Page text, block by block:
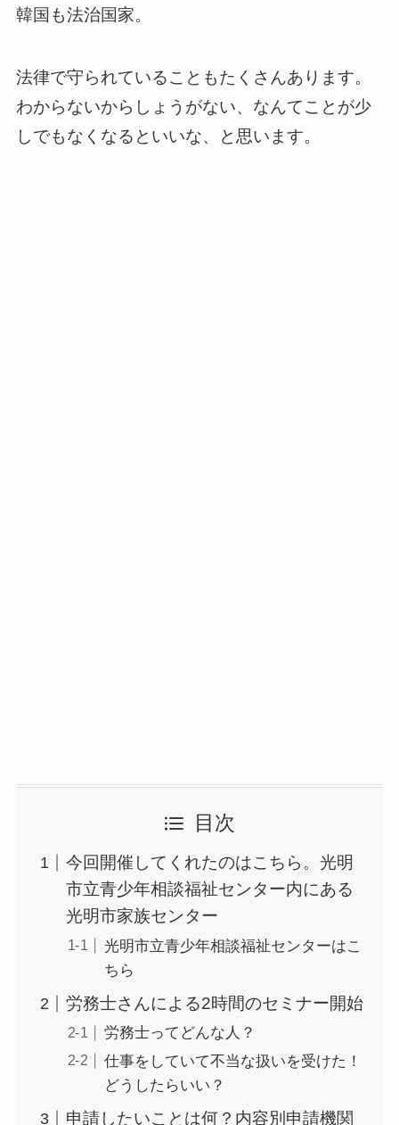
韓国も法治国家。
法律で守られていることもたくさんあります。
わからないからしょうがない、なんてことが少
しでもなくなるといいな、と思います。
目次
今回開催してくれたのはこちら。光明
市立青少年相談福祉センター内にある
光明市家族センター
光明市立青少年相談福祉センターはこ
ちら
労務士さんによる2時間のセミナー開始
労務士ってどんな人？
仕事をしていて不当な扱いを受けた！
どうしたらいい？
申請したいことは何？内容別申請機関